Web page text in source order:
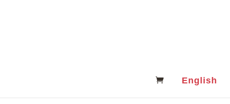
English